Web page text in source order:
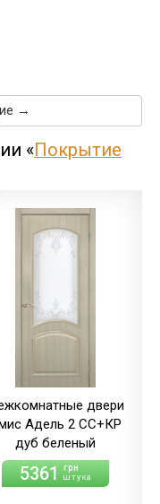
→
«Покрытие
двери
Адель 2 СС+КР
дуб беленый
5361 грн
штука